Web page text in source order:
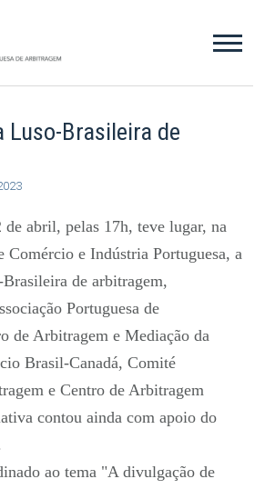
Luso-Brasileira de
de abril, pelas 17h, teve lugar, na
Comércio e Indústria Portuguesa, a
Brasileira de arbitragem,
Portuguesa de
de Arbitragem e Mediação da
Brasil-Canadá, Comité
e Centro de Arbitragem
contou ainda com apoio do
ao tema "A divulgação de